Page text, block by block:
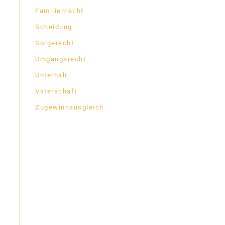
Familienrecht
Scheidung
Sorgerecht
Umgangsrecht
Unterhalt
Vaterschaft
Zugewinnausgleich